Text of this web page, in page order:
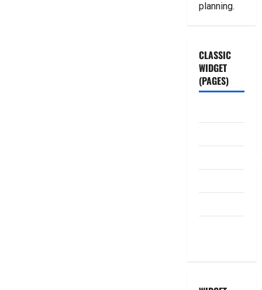
planning.
CLASSIC
WIDGET
(PAGES)